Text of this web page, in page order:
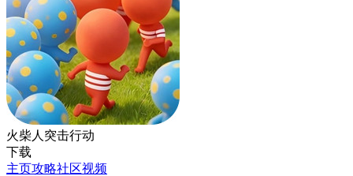
火柴人突击行动
下载
主页攻略社区视频